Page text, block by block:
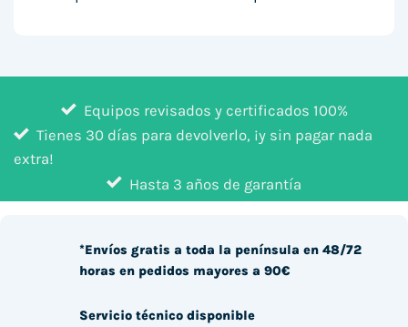
Equipos revisados y certificados 100%
Tienes 30 días para devolverlo, ¡y sin pagar nada
extra!
Hasta 3 años de garantía
*Envíos gratis a toda la península en 48/72
horas en pedidos mayores a 90€
Servicio técnico disponible